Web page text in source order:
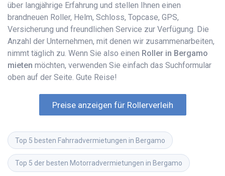
über langjährige Erfahrung und stellen Ihnen einen
brandneuen Roller, Helm, Schloss, Topcase, GPS,
Versicherung und freundlichen Service zur Verfügung. Die
Anzahl der Unternehmen, mit denen wir zusammenarbeiten,
nimmt täglich zu. Wenn Sie also einen Roller in Bergamo
mieten möchten, verwenden Sie einfach das Suchformular
oben auf der Seite. Gute Reise!
Preise anzeigen für Rollerverleih
Top 5 besten Fahrradvermietungen in Bergamo
Top 5 der besten Motorradvermietungen in Bergamo